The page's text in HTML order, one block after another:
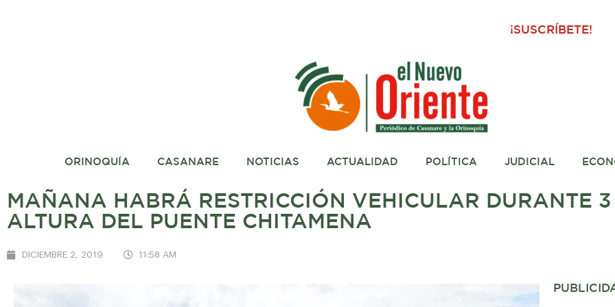
¡SUSCRÍBETE!
ORINOQUÍA CASANARE NOTICIAS ACTUALIDAD POLÍTICA JUDICIAL
MAÑANA HABRÁ RESTRICCIÓN VEHICULAR DURANTE
ALTURA DEL PUENTE CHITAMENA
DICIEMBRE 2, 2019 11:58 AM